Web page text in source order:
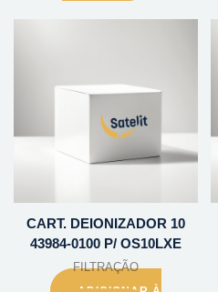
CART. DEIONIZADOR 10
43984-0100 P/ OS10LXE
FILTRAÇÃO